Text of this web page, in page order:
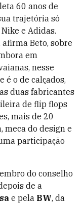
60 anos de
trajetória só
e Adidas.
afirma Beto, sobre
em
nesse
o de calçados,
duas fabricantes
de flip flops
mais de 20
meca do design e
participação
do conselho
de a
e pela BW, da